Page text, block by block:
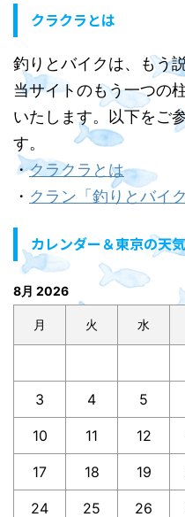
クラクラとは
釣りとバイクは、もう
当サイトのもう一つの
いたします。以下をご
す。
・クラクラとは
・ クラン「釣りとバイ
カレンダー＆東京の天気
8月 2026
月 火 水
3 4 5
10 11 12
17 18 19
24 25 26